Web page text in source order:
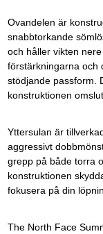
Ovandelen är
snabbtorkande
och håller vikten
förstärkningarna och
stödjande passform.
konstruktionen
Yttersulan är
aggressivt
grepp på både torra
konstruktionen
fokusera på din
The North Face